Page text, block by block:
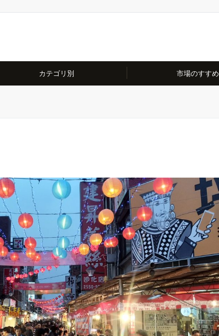
カテゴリ別 市場のすすめ